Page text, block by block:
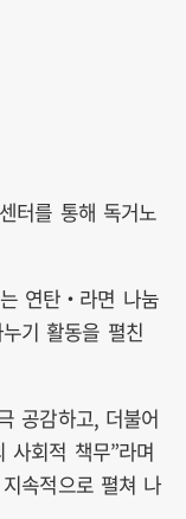
터를 통해 독거노
연탄‧라면 나눔
기 활동을 펼친
공감하고, 더불어
사회적 책무”라며
속적으로 펼쳐 나